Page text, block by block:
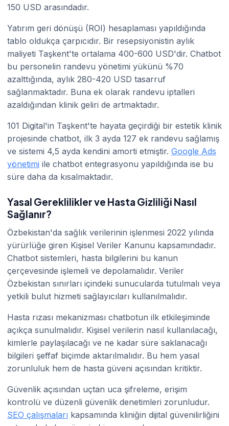
150 USD arasındadır.
Yatırım geri dönüşü (ROI) hesaplaması yapıldığında
tablo oldukça çarpıcıdır. Bir resepsiyonistin aylık
maliyeti Taşkent'te ortalama 400-600 USD'dir. Chatbot
bu personelin randevu yönetimi yükünü %70
azalttığında, aylık 280-420 USD tasarruf
sağlanmaktadır. Buna ek olarak randevu iptalleri
azaldığından klinik geliri de artmaktadır.
101 Digital'in Taşkent'te hayata geçirdiği bir estetik klinik
projesinde chatbot, ilk 3 ayda 127 ek randevu sağlamış
ve sistemi 4,5 ayda kendini amorti etmiştir. Google Ads
yönetimi ile chatbot entegrasyonu yapıldığında ise bu
süre daha da kısalmaktadır.
Yasal Gereklilikler ve Hasta Gizliliği Nasıl
Sağlanır?
Özbekistan'da sağlık verilerinin işlenmesi 2022 yılında
yürürlüğe giren Kişisel Veriler Kanunu kapsamındadır.
Chatbot sistemleri, hasta bilgilerini bu kanun
çerçevesinde işlemeli ve depolamalıdır. Veriler
Özbekistan sınırları içindeki sunucularda tutulmalı veya
yetkili bulut hizmeti sağlayıcıları kullanılmalıdır.
Hasta rızası mekanizması chatbotun ilk etkileşiminde
açıkça sunulmalıdır. Kişisel verilerin nasıl kullanılacağı,
kimlerle paylaşılacağı ve ne kadar süre saklanacağı
bilgileri şeffaf biçimde aktarılmalıdır. Bu hem yasal
zorunluluk hem de hasta güveni açısından kritiktir.
Güvenlik açısından uçtan uca şifreleme, erişim
kontrolü ve düzenli güvenlik denetimleri zorunludur.
SEO çalışmaları kapsamında kliniğin dijital güvenilirliğini